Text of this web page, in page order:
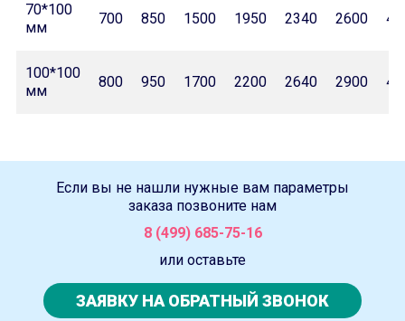
70*100
мм
700 850 1500 1950 2340 2600
100*100
мм
800 950 1700 2200 2640 2900
Если вы не нашли нужные вам параметры
заказа позвоните нам
8 (499) 685-75-16
или оставьте
ЗАЯВКУ НА ОБРАТНЫЙ ЗВОНОК